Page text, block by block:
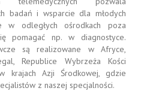
badań i wsparcie dla młodych
w odległych ośrodkach poza
pomagać np. w diagnostyce.
są realizowane w Afryce,
Republice Wybrzeża Kości
krajach Azji Środkowej, gdzie
z naszej specjalności.